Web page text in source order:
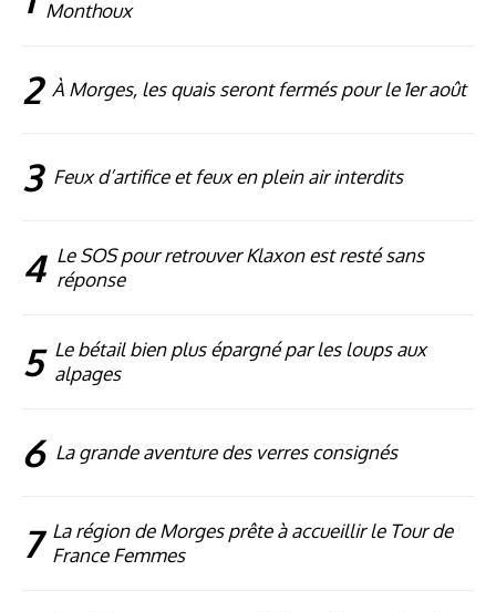
Monthoux
2 À Morges, les quais seront fermés pour le 1er août
3 Feux d’artifice et feux en plein air interdits
4 Le SOS pour retrouver Klaxon est resté sans
réponse
5 Le bétail bien plus épargné par les loups aux
alpages
6 La grande aventure des verres consignés
7 La région de Morges prête à accueillir le Tour de
France Femmes